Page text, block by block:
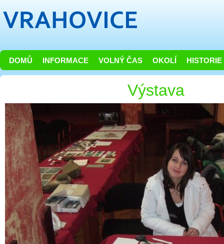
DOMŮ INFORMACE VOLNÝ ČAS OKOLÍ HISTORIE
Výstava